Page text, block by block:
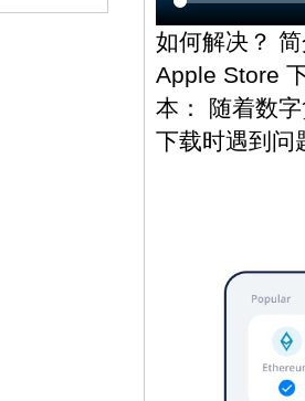
如何解决？
Apple Store
本： 随着数
下载时遇到问